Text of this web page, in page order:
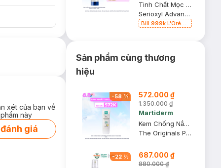
xét của bạn về
này
giá
Tinh Chất Mọc Tóc L'Oréal Professionnel Dạng Xịt 90ml (Mới)
Serioxyl Advanced
Bill 999k L'Oréal
Sản phẩm cùng thương
hiệu
-58 % 572.000 ₫
1.350.000 ₫
Martiderm
Kem Chống Nắng MartiDerm Phổ Rộng Bảo Vệ Toàn Diện 40ml
The Originals Proteos Screen SPF50+ Fluid Cream
-22 % 687.000 ₫
880.000 ₫